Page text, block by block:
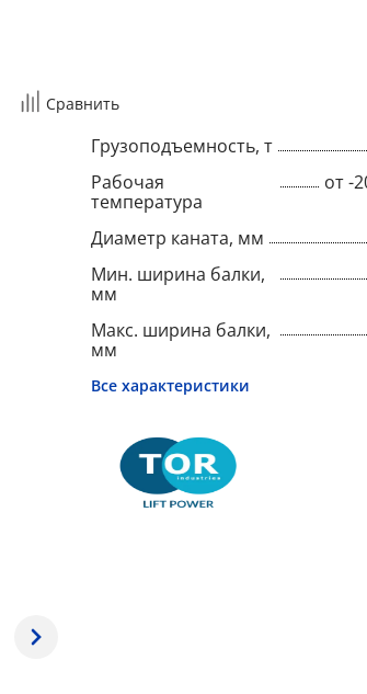
Сравнить
Грузоподъемность, т
Рабочая
температура
от -
Диаметр каната, мм
Мин. ширина балки,
мм
Макс. ширина балки,
мм
Все характеристики